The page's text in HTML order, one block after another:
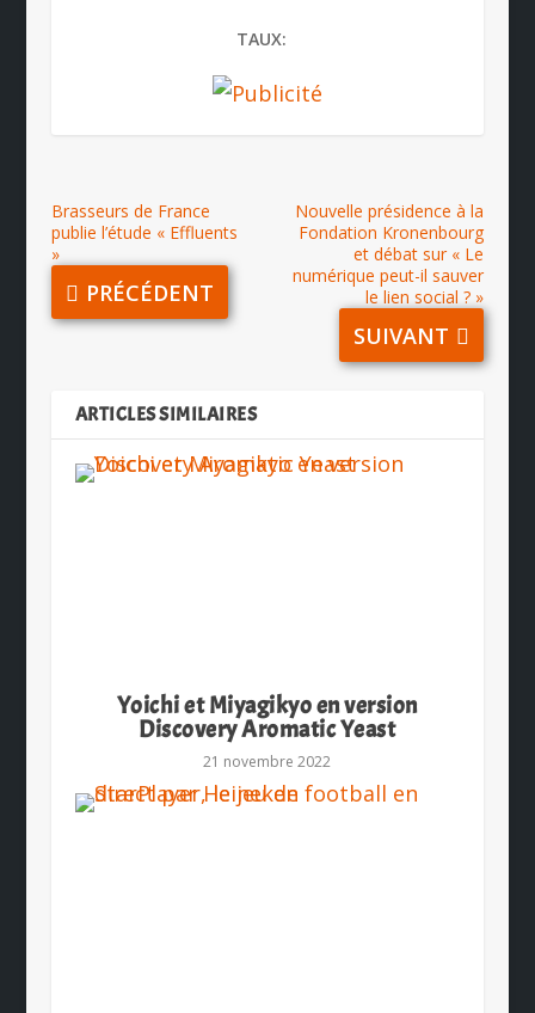
TAUX:
Brasseurs de France
publie l’étude « Effluents
»
PRÉCÉDENT
Nouvelle présidence à la
Fondation Kronenbourg
et débat sur « Le
numérique peut-il sauver
le lien social ? »
SUIVANT
ARTICLES SIMILAIRES
Yoichi et Miyagikyo en version
Discovery Aromatic Yeast
21 novembre 2022